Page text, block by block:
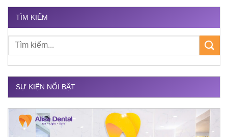
TÌM KIẾM
SỰ KIỆN NỔI BẬT